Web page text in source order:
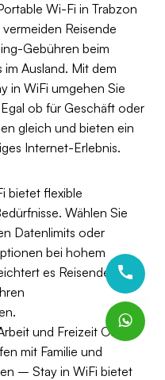
Wi-Fi in Trabzon
Reisende
Gebühren beim
Ausland. Mit dem
in WiFi umgehen Sie
ob für Geschäft oder
gleich und bieten ein
Internet-Erlebnis.
bietet flexible
Wählen Sie
Datenlimits oder
bei hohem
es Reisenden, den
und Freizeit Ob bei
mit Familie und
– Stay in WiFi bietet